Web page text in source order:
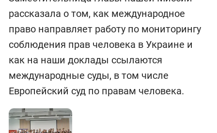
рассказала о том, как международное
право направляет работу по мониторингу
соблюдения прав человека в Украине и
как на наши доклады ссылаются
международные суды, в том числе
Европейский суд по правам человека.